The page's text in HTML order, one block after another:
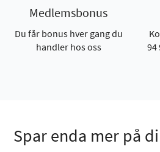
Medlemsbonus
Du får bonus hver gang du
handler hos oss
94
Spar enda mer på